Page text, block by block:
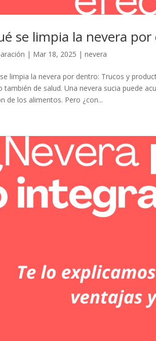
se limpia la nevera
| Mar 18, 2025 |nevera
limpia la nevera por dentro: Trucos y
también de salud. Una nevera sucia puede
de los alimentos. Pero ¿con...